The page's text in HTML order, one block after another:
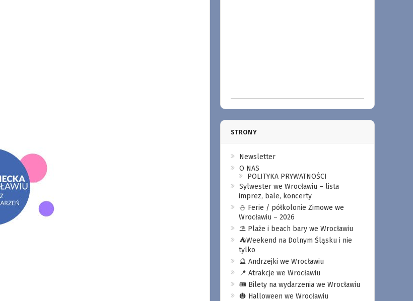
STRONY
Newsletter
O NAS
POLITYKA PRYWATNOŚCI
Sylwester we Wrocławiu – lista
imprez, bale, koncerty
⛄️ Ferie / półkolonie Zimowe we
Wrocławiu – 2026
⛱️ Plaże i beach bary we Wrocławiu
⛺️Weekend na Dolnym Śląsku i nie
tylko
🔮 Andrzejki we Wrocławiu
📍 Atrakcje we Wrocławiu
🎟️ Bilety na wydarzenia we Wrocławiu
🎃 Halloween we Wrocławiu